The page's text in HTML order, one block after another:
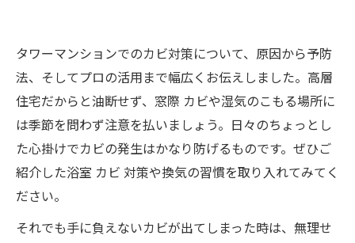
タワーマンションでのカビ対策について、原因から予防
法、そしてプロの活用まで幅広くお伝えしました。高層
住宅だからと油断せず、窓際 カビや湿気のこもる場所に
は季節を問わず注意を払いましょう。日々のちょっとし
た心掛けでカビの発生はかなり防げるものです。ぜひご
紹介した浴室 カビ 対策や換気の習慣を取り入れてみてく
ださい。
それでも手に負えないカビが出てしまった時は、無理せ